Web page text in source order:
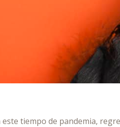
este tiempo de pandemia,